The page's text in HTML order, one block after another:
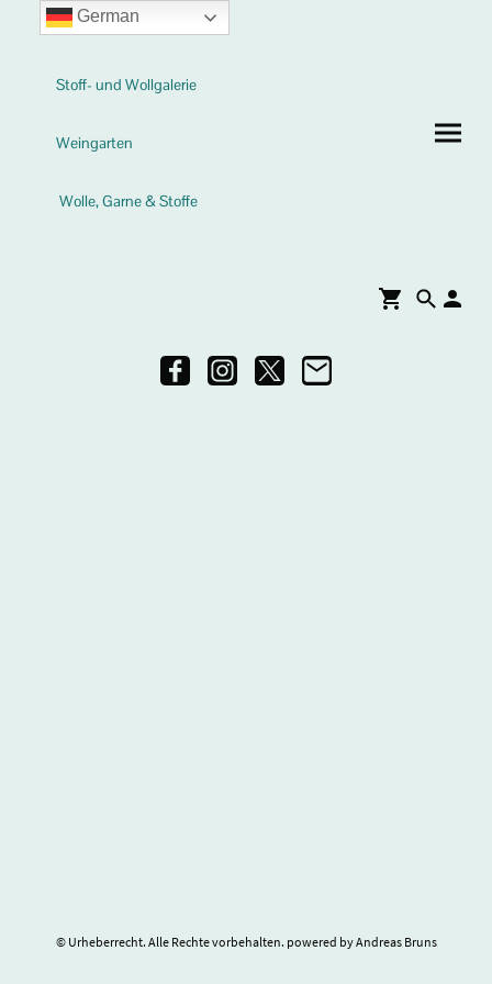
Stoff- und Wollgalerie
Weingarten
Wolle, Garne & Stoffe
© Urheberrecht. Alle Rechte vorbehalten. powered by Andreas Bruns
German